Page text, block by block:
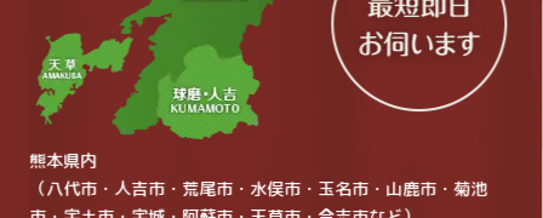
熊本県内
（八代市・人吉市・荒尾市・水俣市・玉名市・山鹿市・菊池